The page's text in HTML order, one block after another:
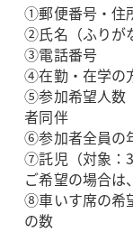
①郵便番号・住
②氏名（ふりが
③電話番号
④在勤・在学の
⑤参加希望人数
者同伴
⑥参加者全員の
⑦託児（対象：
ご希望の場合は
⑧車いす席の希
の数